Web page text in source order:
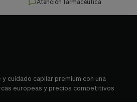
cuidado capilar premium con una
europeas y precios competitivos